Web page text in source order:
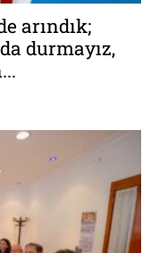
arındık;
durmayız,